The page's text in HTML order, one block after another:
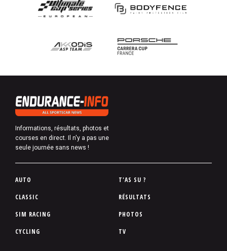
Informations, résultats, photos et
courses en direct. Il n'y a pas une
seule journée sans news !
P
d
d
AUTO
CLASSIC
SIM RACING
CYCLING
T'AS SU ?
RÉSULTATS
PHOTOS
TV